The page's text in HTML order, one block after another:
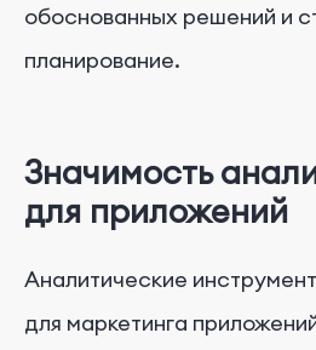
обоснованных решений и
планирование.
Значимость
для приложений
Аналитические
для маркетинга